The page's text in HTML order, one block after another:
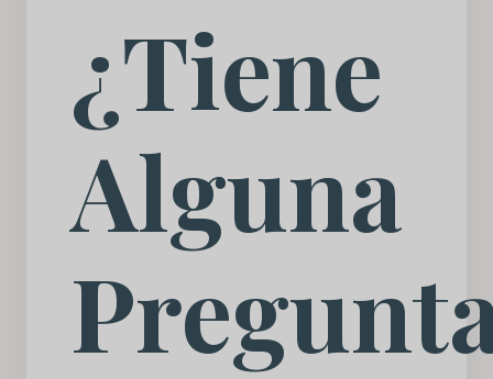
¿Tiene
Alguna